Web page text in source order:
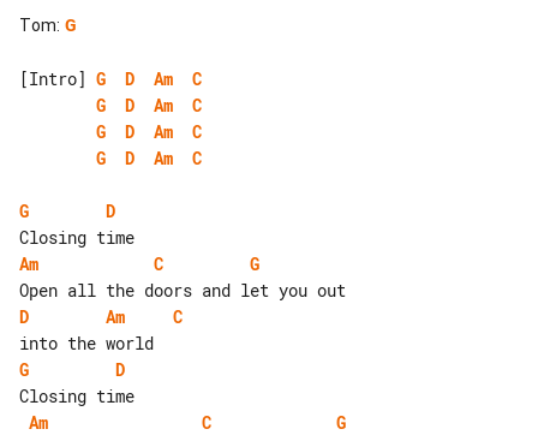
Tom: G
[Intro] G D Am
C
G
D Am
C
G
D Am
C
G
D Am C
G
D
Am
C
G
D
Am
C
G
D
Am
C
G